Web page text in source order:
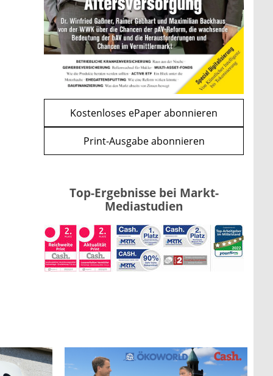
WEITERE ARTIKEL
zurückweiter
und CLARITY Act geben die
Richtung vor
mehr
Kostenloses ePaper abonnieren
Print-Ausgabe abonnieren
Top-Ergebnisse bei Markt-
Mediastudien